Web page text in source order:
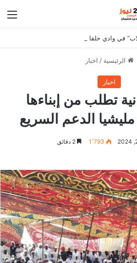
في وادي حلفا يثير الجدل
الرئيسية / اخبار
اخبار
تطلب من إبناءها
الدعم السريع
1٬793 2 دقائق